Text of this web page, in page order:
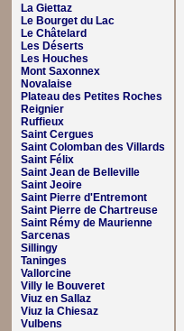
La Giettaz
Le Bourget du Lac
Le Châtelard
Les Déserts
Les Houches
Mont Saxonnex
Novalaise
Plateau des Petites Roches
Reignier
Ruffieux
Saint Cergues
Saint Colomban des Villards
Saint Félix
Saint Jean de Belleville
Saint Jeoire
Saint Pierre d'Entremont
Saint Pierre de Chartreuse
Saint Rémy de Maurienne
Sarcenas
Sillingy
Taninges
Vallorcine
Villy le Bouveret
Viuz en Sallaz
Viuz la Chiesaz
Vulbens